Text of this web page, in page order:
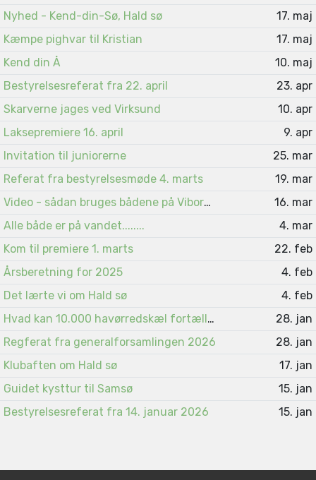
Nyhed - Kend-din-Sø, Hald sø
17. maj
Kæmpe pighvar til Kristian
17. maj
Kend din Å
10. maj
Bestyrelsesreferat fra 22. april
23. apr
Skarverne jages ved Virksund
10. apr
Laksepremiere 16. april
9. apr
Invitation til juniorerne
25. mar
Referat fra bestyrelsesmøde 4. marts
19. mar
Video - sådan bruges bådene på Viborgsøerne
16. mar
Alle både er på vandet........
4. mar
Kom til premiere 1. marts
22. feb
Årsberetning for 2025
4. feb
Det lærte vi om Hald sø
4. feb
Hvad kan 10.000 havørredskæl fortælle ?
28. jan
Regferat fra generalforsamlingen 2026
28. jan
Klubaften om Hald sø
17. jan
Guidet kysttur til Samsø
15. jan
Bestyrelsesreferat fra 14. januar 2026
15. jan